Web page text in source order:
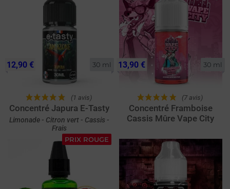
30 ml
(1 avis)
Concentré Japura E-Tasty
Limonade - Citron vert - Cassis -
Frais
12,90 € 30 ml
(7 avis)
Concentré Framboise
Cassis Mûre Vape City
13,90 €
PRIX ROUGE